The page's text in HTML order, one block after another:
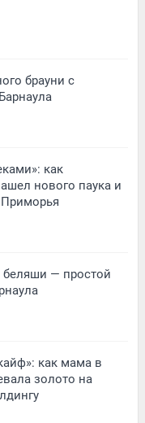
брауни с
как
нового паука и
беляши — простой
как мама в
золото на